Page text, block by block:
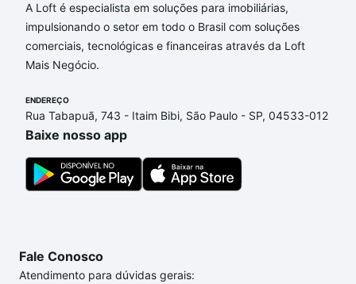
A Loft é especialista em soluções para imobiliárias,
impulsionando o setor em todo o Brasil com soluções
comerciais, tecnológicas e financeiras através da Loft
Mais Negócio.
ENDEREÇO
Rua Tabapuã, 743 - Itaim Bibi, São Paulo - SP, 04533-012
Baixe nosso app
Fale Conosco
Atendimento para dúvidas gerais: